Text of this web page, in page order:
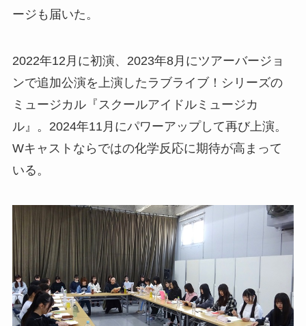
ージも届いた。
2022年12月に初演、2023年8月にツアーバージョ
ンで追加公演を上演したラブライブ！シリーズの
ミュージカル『スクールアイドルミュージカ
ル』。2024年11月にパワーアップして再び上演。
Wキャストならではの化学反応に期待が高まって
いる。